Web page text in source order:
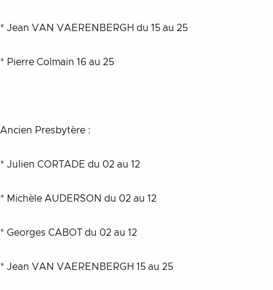
* Jean VAN VAERENBERGH du 15 au 25
* Pierre Colmain 16 au 25
Ancien Presbytère :
* Julien CORTADE du 02 au 12
* Michèle AUDERSON du 02 au 12
* Georges CABOT du 02 au 12
* Jean VAN VAERENBERGH 15 au 25